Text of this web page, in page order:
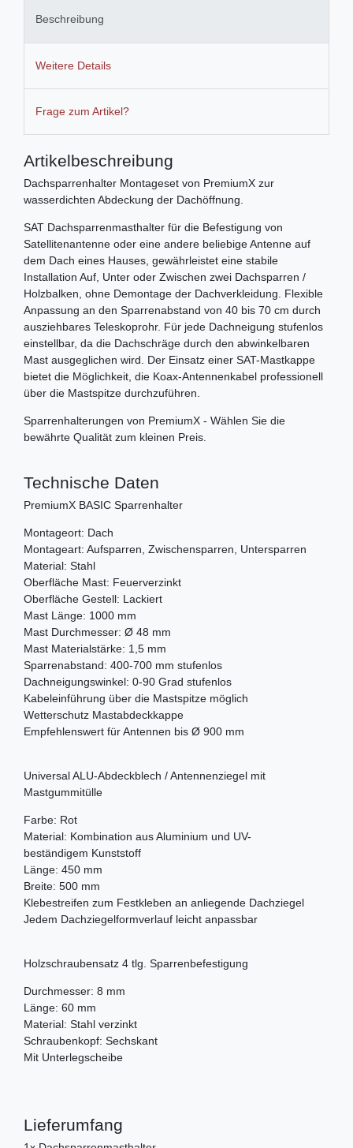
Beschreibung
Weitere Details
Frage zum Artikel?
Artikelbeschreibung
Dachsparrenhalter Montageset von PremiumX zur
wasserdichten Abdeckung der Dachöffnung.
SAT Dachsparrenmasthalter für die Befestigung von
Satellitenantenne oder eine andere beliebige Antenne auf
dem Dach eines Hauses, gewährleistet eine stabile
Installation Auf, Unter oder Zwischen zwei Dachsparren /
Holzbalken, ohne Demontage der Dachverkleidung. Flexible
Anpassung an den Sparrenabstand von 40 bis 70 cm durch
ausziehbares Teleskoprohr. Für jede Dachneigung stufenlos
einstellbar, da die Dachschräge durch den abwinkelbaren
Mast ausgeglichen wird. Der Einsatz einer SAT-Mastkappe
bietet die Möglichkeit, die Koax-Antennenkabel professionell
über die Mastspitze durchzuführen.
Sparrenhalterungen von PremiumX - Wählen Sie die
bewährte Qualität zum kleinen Preis.
Technische Daten
PremiumX BASIC Sparrenhalter
Montageort: Dach
Montageart: Aufsparren, Zwischensparren, Untersparren
Material: Stahl
Oberfläche Mast: Feuerverzinkt
Oberfläche Gestell: Lackiert
Mast Länge: 1000 mm
Mast Durchmesser: Ø 48 mm
Mast Materialstärke: 1,5 mm
Sparrenabstand: 400-700 mm stufenlos
Dachneigungswinkel: 0-90 Grad stufenlos
Kabeleinführung über die Mastspitze möglich
Wetterschutz Mastabdeckkappe
Empfehlenswert für Antennen bis Ø 900 mm
Universal ALU-Abdeckblech / Antennenziegel mit
Mastgummitülle
Farbe: Rot
Material: Kombination aus Aluminium und UV-
beständigem Kunststoff
Länge: 450 mm
Breite: 500 mm
Klebestreifen zum Festkleben an anliegende Dachziegel
Jedem Dachziegelformverlauf leicht anpassbar
Holzschraubensatz 4 tlg. Sparrenbefestigung
Durchmesser: 8 mm
Länge: 60 mm
Material: Stahl verzinkt
Schraubenkopf: Sechskant
Mit Unterlegscheibe
Lieferumfang